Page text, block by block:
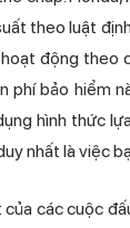
theo luật
động
bảo hiểm
hình thức
nhất là việc
các cuộc